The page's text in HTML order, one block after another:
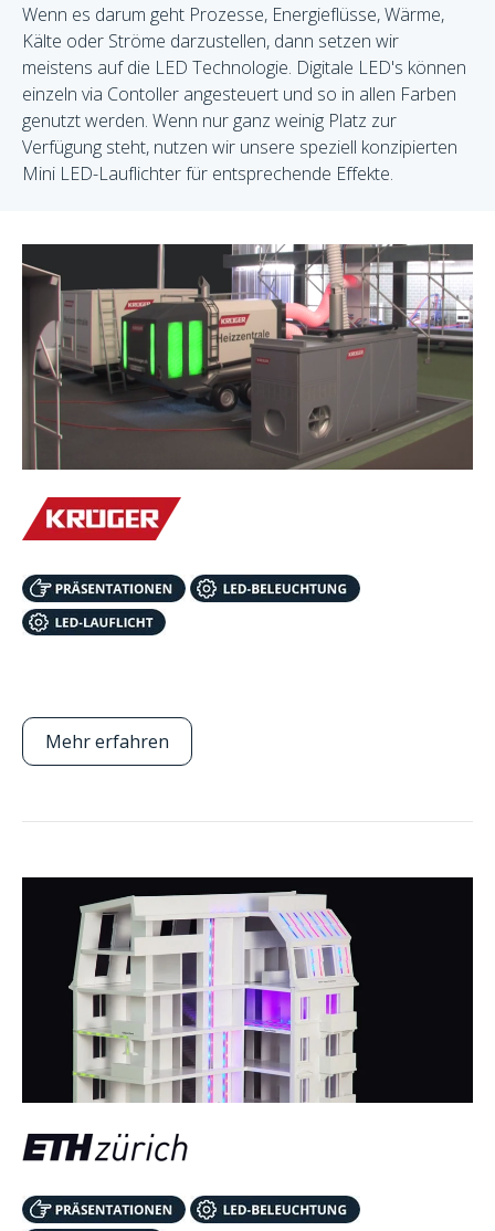
Wenn es darum geht Prozesse, Energieflüsse, Wärme,
Kälte oder Ströme darzustellen, dann setzen wir
meistens auf die LED Technologie. Digitale LED's können
einzeln via Contoller angesteuert und so in allen Farben
genutzt werden. Wenn nur ganz weinig Platz zur
Verfügung steht, nutzen wir unsere speziell konzipierten
Mini LED-Lauflichter für entsprechende Effekte.
Mehr erfahren